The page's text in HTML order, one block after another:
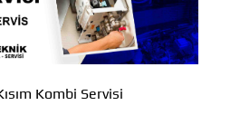
Kombi Servisi